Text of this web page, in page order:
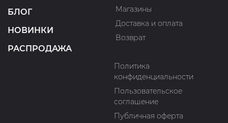
БЛОГ
НОВИНКИ
РАСПРОДАЖА
Магазины
Доставка и оплата
Возврат
Политика
конфиденциальности
Пользовательское
соглашение
Публичная оферта